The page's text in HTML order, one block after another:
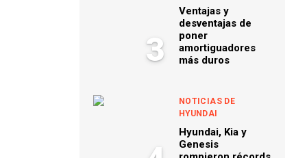
3
Ventajas y
desventajas de
poner
amortiguadores
más duros
NOTICIAS DE
HYUNDAI
Hyundai, Kia y
Genesis